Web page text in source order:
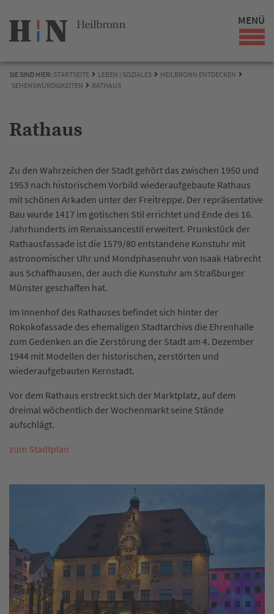
MENÜ
SIE SIND HIER: STARTSEITE LEBEN | SOZIALES
HEILBRONN ENTDECKEN
SEHENSWÜRDIGKEITEN
RATHAUS
Rathaus
Zu den Wahrzeichen der Stadt gehört das zwischen 1950 und
1953 nach historischem Vorbild wiederaufgebaute Rathaus
mit schönen Arkaden unter der Freitreppe. Der repräsentative
Bau wurde 1417 im gotischen Stil errichtet und Ende des 16.
Jahrhunderts im Renaissancestil erweitert. Prunkstück der
Rathausfassade ist die 1579/80 entstandene Kunstuhr mit
astronomischer Uhr und Mondphasenuhr von Isaak Habrecht
aus Schaffhausen, der auch die Kunstuhr am Straßburger
Münster geschaffen hat.
Im Innenhof des Rathauses befindet sich hinter der
Rokokofassade des ehemaligen Stadtarchivs die Ehrenhalle
zum Gedenken an die Zerstörung der Stadt am 4. Dezember
1944 mit Modellen der historischen, zerstörten und
wiederaufgebauten Kernstadt.
Vor dem Rathaus erstreckt sich der Marktplatz, auf dem
dreimal wöchentlich der Wochenmarkt seine Stände
aufschlägt.
zum Stadtplan